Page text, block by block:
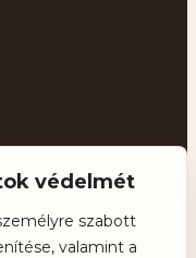
védelmét
szabott
valamint a